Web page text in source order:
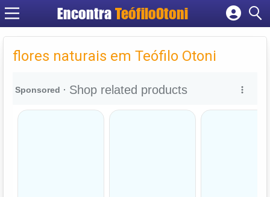
Encontra TeófiloOtoni
Cadastrar empresa
Criar conta
flores naturais em Teófilo Otoni